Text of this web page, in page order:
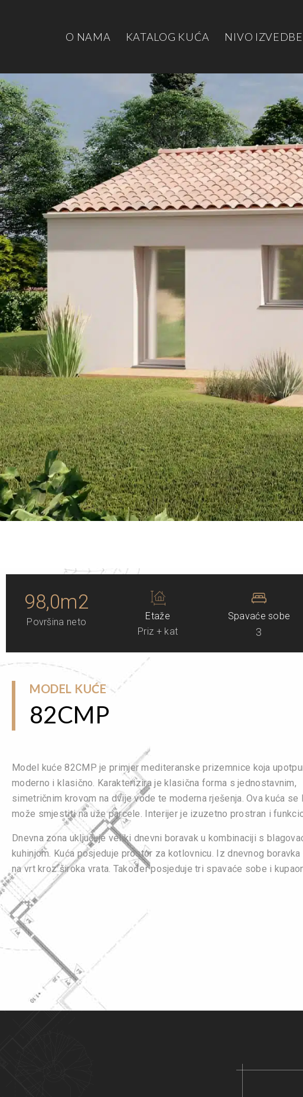
O NAMA KATALOG KUĆA NIVO IZVEDBE
98,0m2
Površina neto
Etaže
Priz + kat
Spavaće sobe
3
MODEL KUĆE
82CMP
Model kuće 82CMP je primjer mediteranske prizemnice koja
moderno i klasično. Karakterizira je klasična forma s jednostavnim,
simetričnim krovom na dvije vode te moderna rješenja. Ova kuća se
može smjestiti na uže parcele. Interijer je izuzetno prostran i
Dnevna zona uključuje veliki dnevni boravak u kombinaciji s
kuhinjom. Kuća posjeduje prostor za kotlovnicu. Iz dnevnog
na vrt kroz široka vrata. Također posjeduje tri spavaće sobe i